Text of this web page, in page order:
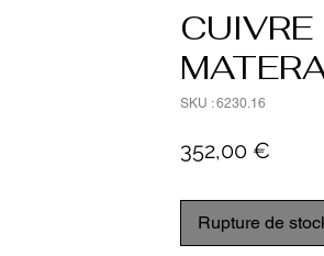
CUIVRE
SKU : 6230.16
352,00 €
Rupture de